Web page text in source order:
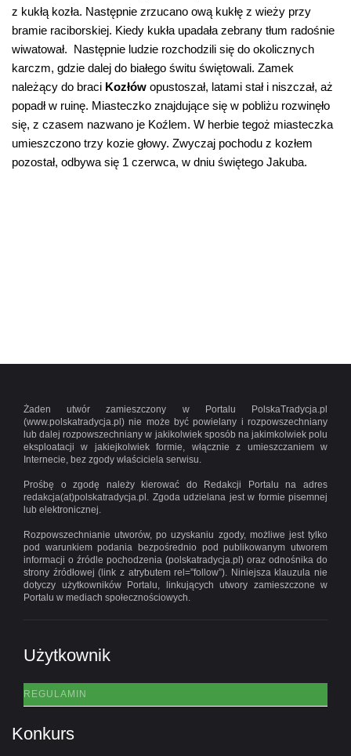
z kukłą kozła. Następnie zrzucano ową kukłę z wieży przy
bramie raciborskiej. Kiedy kukła upadała zebrany tłum radośnie
wiwatował. Następnie ludzie rozchodzili się do okolicznych
karczm, gdzie dalej do białego świtu świętowali. Zamek
należący do braci Kozłów opustoszał, latami stał i niszczał, aż
popadł w ruinę. Miasteczko znajdujące się w pobliżu rozwinęło
się, z czasem nazwano je Koźlem. W herbie tegoż miasteczka
umieszczono trzy kozie głowy. Zwyczaj pochodu z kozłem
pozostał, odbywa się 1 czerwca, w dniu świętego Jakuba.
Żaden utwór zamieszczony w Portalu PolskaTradycja.pl
(www.polskatradycja.pl) nie może być powielany i rozpowszechniany
lub dalej rozpowszechniany w jakikolwiek sposób na jakimkolwiek polu
eksploatacji w jakiejkolwiek formie, włącznie z umieszczaniem w
Internecie, bez zgody właściciela serwisu.
Prośbę o zgodę należy kierować do Redakcji Portalu na adres
redakcja(at)polskatradycja.pl. Zgoda udzielana jest w formie pisemnej
lub elektronicznej.
Rozpowszechnianie utworów, po uzyskaniu zgody, możliwe jest tylko
pod warunkiem podania bezpośrednio pod publikowanym utworem
informacji o źródle pochodzenia (polskatradycja.pl) oraz odnośnika do
strony źródłowej (link z atrybutem rel=”follow”). Niniejsza klauzula nie
dotyczy użytkowników Portalu, linkujących utwory zamieszczone w
Portalu w mediach społecznościowych.
Użytkownik
REGULAMIN
Konkurs